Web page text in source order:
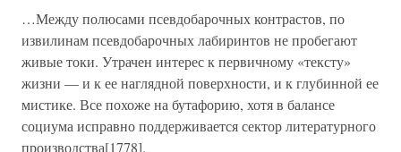
…Между полюсами псевдобарочных контрастов, по
извилинам псевдобарочных лабиринтов не пробегают
живые токи. Утрачен интерес к первичному «тексту»
жизни — и к ее наглядной поверхности, и к глубинной ее
мистике. Все похоже на бутафорию, хотя в балансе
социума исправно поддерживается сектор литературного
производства[1778].